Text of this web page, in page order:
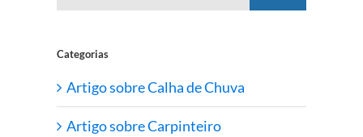
Categorias
Artigo sobre Calha de Chuva
Artigo sobre Carpinteiro